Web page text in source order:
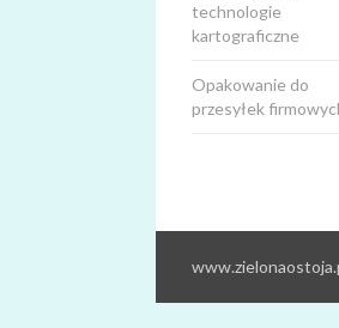
technologie
kartograficzne
Opakowanie do
przesyłek